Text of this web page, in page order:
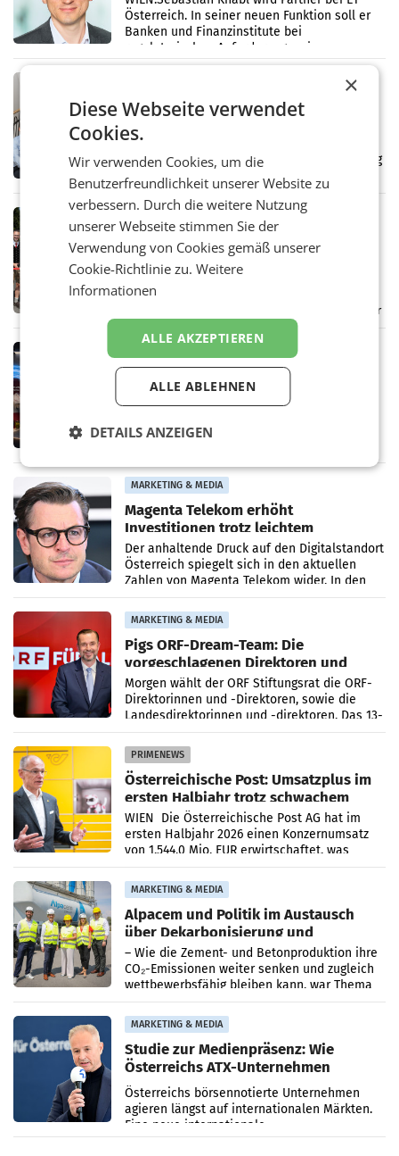
Österreich. In seiner neuen Funktion soll er
Banken und Finanzinstitute bei
regulatorischen Anforderungen, im
Risikomanagement und bei
kju: stellt Führungsteam neu auf
Die Wiener Digitalagentur kju: erweitert ihre
Führungsebene. Andrea Sampl-Neureiter
rückt mit Anfang August in die Agenturleitung
auf. Gemeinsam mit drei weiteren
Neubesetzungen entsteht
Falkensteiner übernimmt Betrieb des
modernisierten Campingplatzes am
Wörthersee
KLAGENFURT AM WÖRTHERSEE. – Der
Falkensteiner Camping Wörthersee ist
offiziell eröffnet. Die Falkensteiner Michaeler
Tourism Group (FMTG) und die Stadtwerke
Klagenfurt haben den
„Join the Flow“ wird Österreichs
Pavillon bei der EXPO 2027
Das Konzept „Join the Flow“ von facts and
wird der österreichische Beitrag zur EXPO
von 15.
MARKETING & MEDIA
Magenta Telekom erhöht
Investitionen trotz leichtem
Umsatzrückgang
Der anhaltende Druck auf den Digitalstandort
Österreich spiegelt sich in den aktuellen
Zahlen von Magenta Telekom wider. In den
ersten sechs Monaten des laufenden Jahres
verzeichnete
MARKETING & MEDIA
Pigs ORF-Dream-Team: Die
vorgeschlagenen Direktoren und
Direktorinnen
Morgen wählt der ORF Stiftungsrat die ORF-
Direktorinnen und -Direktoren, sowie die
Landesdirektorinnen und -direktoren. Das 13-
köpfige Wunschteam des ab 1. Jänner 2027
amtierenden
PRIMENEWS
Österreichische Post: Umsatzplus im
ersten Halbjahr trotz schwachem
Briefgeschäft
WIEN Die Österreichische Post AG hat im
ersten Halbjahr 2026 einen Konzernumsatz
von 1.544,0 Mio. EUR erwirtschaftet, was
einem Plus von 3,8 Prozent gegenüber dem
Vergleichszeitraum
MARKETING & MEDIA
Alpacem und Politik im Austausch
über Dekarbonisierung und
Energiepreise
– Wie die Zement- und Betonproduktion ihre
CO₂-Emissionen weiter senken und zugleich
wettbewerbsfähig bleiben kann, war Thema
eines Treffens zwischen Staatssekretärin
Elisabeth
MARKETING & MEDIA
Studie zur Medienpräsenz: Wie
Österreichs ATX-Unternehmen
international wahrgenommen
werden
Österreichs börsennotierte Unternehmen
agieren längst auf internationalen Märkten.
Eine neue internationale
Medienresonanzanalyse untersucht die
×
Diese Webseite verwendet
Cookies.
Wir verwenden Cookies, um die
Benutzerfreundlichkeit unserer Website zu
verbessern. Durch die weitere Nutzung
unserer Webseite stimmen Sie der
Verwendung von Cookies gemäß unserer
Cookie-Richtlinie zu.Weitere
Informationen
ALLE AKZEPTIEREN
ALLE ABLEHNEN
DETAILS ANZEIGEN